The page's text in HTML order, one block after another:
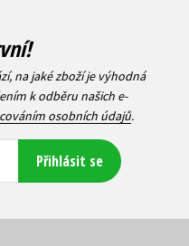
na jaké zboží je výhodná
k odběru našich e-
osobních údajů.
Přihlásit se